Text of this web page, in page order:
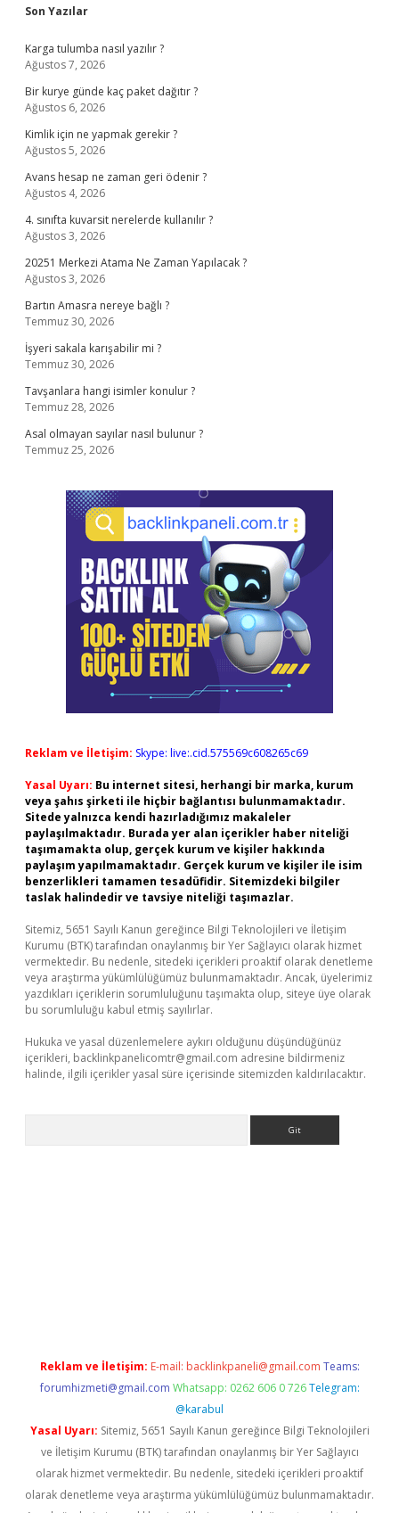
Sidebar
Son Yazılar
Karga tulumba nasıl yazılır ?
Ağustos 7, 2026
Bir kurye günde kaç paket dağıtır ?
Ağustos 6, 2026
Kimlik için ne yapmak gerekir ?
Ağustos 5, 2026
Avans hesap ne zaman geri ödenir ?
Ağustos 4, 2026
4. sınıfta kuvarsit nerelerde kullanılır ?
Ağustos 3, 2026
20251 Merkezi Atama Ne Zaman Yapılacak ?
Ağustos 3, 2026
Bartın Amasra nereye bağlı ?
Temmuz 30, 2026
İşyeri sakala karışabilir mi ?
Temmuz 30, 2026
Tavşanlara hangi isimler konulur ?
Temmuz 28, 2026
Asal olmayan sayılar nasıl bulunur ?
Temmuz 25, 2026
Reklam ve İletişim: Skype: live:.cid.575569c608265c69
Yasal Uyarı: Bu internet sitesi, herhangi bir marka, kurum
veya şahıs şirketi ile hiçbir bağlantısı bulunmamaktadır.
Sitede yalnızca kendi hazırladığımız makaleler
paylaşılmaktadır. Burada yer alan içerikler haber niteliği
taşımamakta olup, gerçek kurum ve kişiler hakkında
paylaşım yapılmamaktadır. Gerçek kurum ve kişiler ile isim
benzerlikleri tamamen tesadüfidir. Sitemizdeki bilgiler
taslak halindedir ve tavsiye niteliği taşımazlar.
Sitemiz, 5651 Sayılı Kanun gereğince Bilgi Teknolojileri ve İletişim
Kurumu (BTK) tarafından onaylanmış bir Yer Sağlayıcı olarak hizmet
vermektedir. Bu nedenle, sitedeki içerikleri proaktif olarak denetleme
veya araştırma yükümlülüğümüz bulunmamaktadır. Ancak, üyelerimiz
yazdıkları içeriklerin sorumluluğunu taşımakta olup, siteye üye olarak
bu sorumluluğu kabul etmiş sayılırlar.
Hukuka ve yasal düzenlemelere aykırı olduğunu düşündüğünüz
içerikleri, backlinkpanelicomtr@gmail.com adresine bildirmeniz
halinde, ilgili içerikler yasal süre içerisinde sitemizden kaldırılacaktır.
Reklam ve İletişim: E-mail: backlinkpaneli@gmail.com Teams:
forumhizmeti@gmail.com Whatsapp: 0262 606 0 726 Telegram:
@karabul
Yasal Uyarı: Sitemiz, 5651 Sayılı Kanun gereğince Bilgi Teknolojileri
ve İletişim Kurumu (BTK) tarafından onaylanmış bir Yer Sağlayıcı
olarak hizmet vermektedir. Bu nedenle, sitedeki içerikleri proaktif
olarak denetleme veya araştırma yükümlülüğümüz bulunmamaktadır.